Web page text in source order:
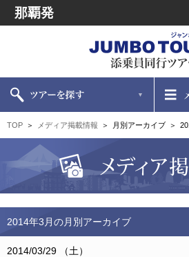
那覇発
TOP メディア掲載情報 月別アーカイブ
2014年3月の月別アーカイブ
2014/03/29 （土）